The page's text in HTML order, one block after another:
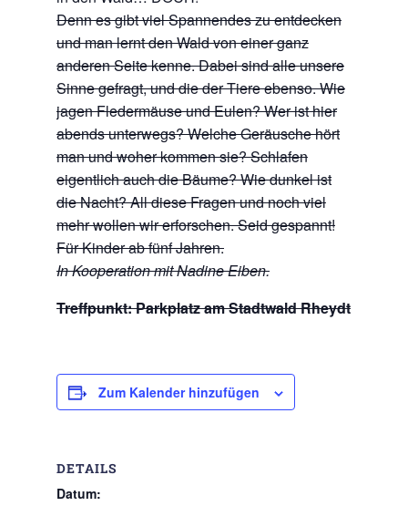
Denn es gibt viel Spannendes zu entdecken
und man lernt den Wald von einer ganz
anderen Seite kenne. Dabei sind alle unsere
Sinne gefragt, und die der Tiere ebenso. Wie
jagen Fledermäuse und Eulen? Wer ist hier
abends unterwegs? Welche Geräusche hört
man und woher kommen sie? Schlafen
eigentlich auch die Bäume? Wie dunkel ist
die Nacht? All diese Fragen und noch viel
mehr wollen wir erforschen. Seid gespannt!
Für Kinder ab fünf Jahren.
In Kooperation mit Nadine Eiben.
Treffpunkt: Parkplatz am Stadtwald Rheydt
Zum Kalender hinzufügen
DETAILS
Datum: